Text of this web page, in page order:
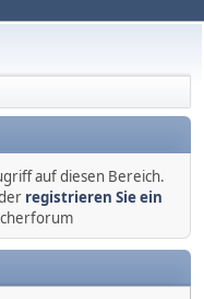
auf diesen Bereich.
registrieren Sie ein